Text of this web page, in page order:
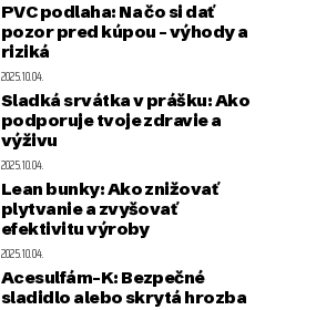
PVC podlaha: Na čo si dať
pozor pred kúpou – výhody a
riziká
2025.10.04.
Sladká srvátka v prášku: Ako
podporuje tvoje zdravie a
výživu
2025.10.04.
Lean bunky: Ako znižovať
plytvanie a zvyšovať
efektivitu výroby
2025.10.04.
Acesulfám-K: Bezpečné
sladidlo alebo skrytá hrozba